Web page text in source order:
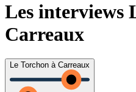
Les interviews
Carreaux
Le Torchon à Carreaux